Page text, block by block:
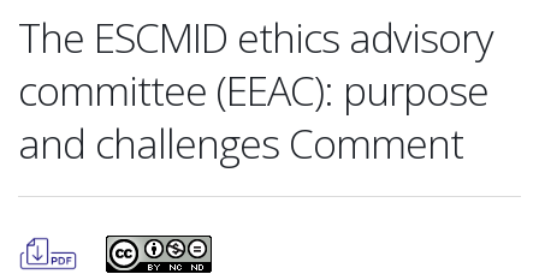
The ESCMID ethics advisory
committee (EEAC): purpose
and challenges Comment